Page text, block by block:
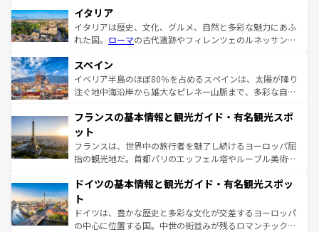
イタリア
イタリアは歴史、文化、グルメ、自然と多彩な魅力にあふ
れた国。 ローマの古代遺跡やフィレンツェのルネッサンス
ろん、トスカーナの美しい田園風景やアマルフィ海岸の絶
景など、自然景観も見逃せない。観光の合間には、本場の
ピザやパスタなど、絶品のイタリア料理を堪能することも
ませてくれるイタリアで、忘れられない旅をしてみよう！
なお、新着のイタリア情報は
しい。
スペイン
イベリア半島のほぼ80％を占めるスペインは、太陽が降り
注ぐ地中海沿岸から雄大なピレネー山脈まで、多彩な自然
文化が根付くこの国では、情熱的なフラメンコ、熱気あふ
れる闘牛、そして美味しいタパスが生活の一部となってい
る。首都マドリードの洗練された雰囲気や、バルセロナの
アートに溢れた街角から、地方では古代ローマ遺跡や中世
せる。地方によって風土や気候が異なるスペインはその個
ンテンツ一覧 を参照してほしい。
フランスの基本情報と観光ガイド・有名観光スポ
ット
フランスは、世界中の旅行者を魅了し続けるヨーロッパ屈
指の観光地だ。首都パリのエッフェル塔やルーブル美術館
で、幅広い魅力が詰まっている。華麗な宮殿、歴史的な大
聖堂、美しいビーチ、そして豊かな自然が、訪れる者を心
から魅了する。また、フランスは美食の国としても知ら
れ、フランス料理はユネスコ無形文化遺産にも登録されて
ドイツの基本情報と観光ガイド・有名観光スポッ
ト
ドイツは、豊かな歴史と多彩な文化が交差するヨーロッパ
の中心に位置する国。中世の街並みが残るロマンチック街